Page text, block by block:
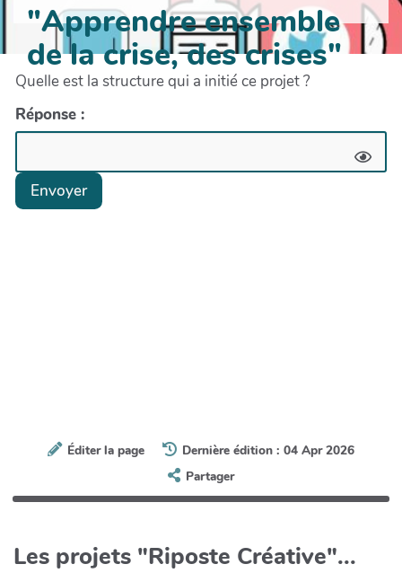
"Apprendre ensemble
de la crise, des crises"
Quelle est la structure qui a initié ce projet ?
Réponse :
Envoyer
Éditer la page
Dernière édition : 04 Apr 2026
Partager
Les projets "Riposte Créative"...